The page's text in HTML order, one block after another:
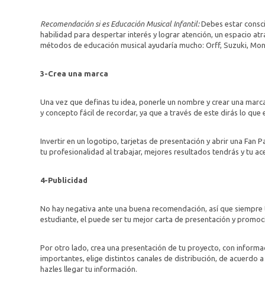
Recomendación si es Educación Musical Infantil:Debes estar
habilidad para despertar interés y lograr atención, un espacio
métodos de educación musical ayudaría mucho: Orff, Suzuki,
3-Crea una marca
Una vez que definas tu idea, ponerle un nombre y crear una
y concepto fácil de recordar, ya que a través de este dirás lo
Invertir en un logotipo, tarjetas de presentación y abrir una Fan
tu profesionalidad al trabajar, mejores resultados tendrás y tu
4-Publicidad
No hay negativa ante una buena recomendación, así que
estudiante, el puede ser tu mejor carta de presentación y
Por otro lado, crea una presentación de tu proyecto, con
importantes, elige distintos canales de distribución, de acuerdo
hazles llegar tu información.